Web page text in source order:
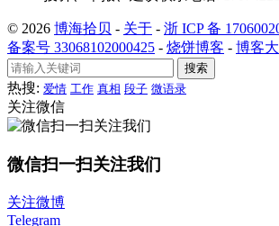
© 2026 博海拾贝 - 关于 - 浙 ICP 备
备案号 33068102000425 - 烧饼博客 - 博客
搜索
热搜: 爱情 工作 真相 段子 微语录
关注微信
微信扫一扫关注我们
关注微博
Telegram